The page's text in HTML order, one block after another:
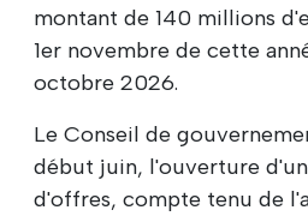
montant de 140 millions
1er novembre de cette
octobre 2026.
Le Conseil de
début juin, l'ouverture
d'offres, compte tenu de